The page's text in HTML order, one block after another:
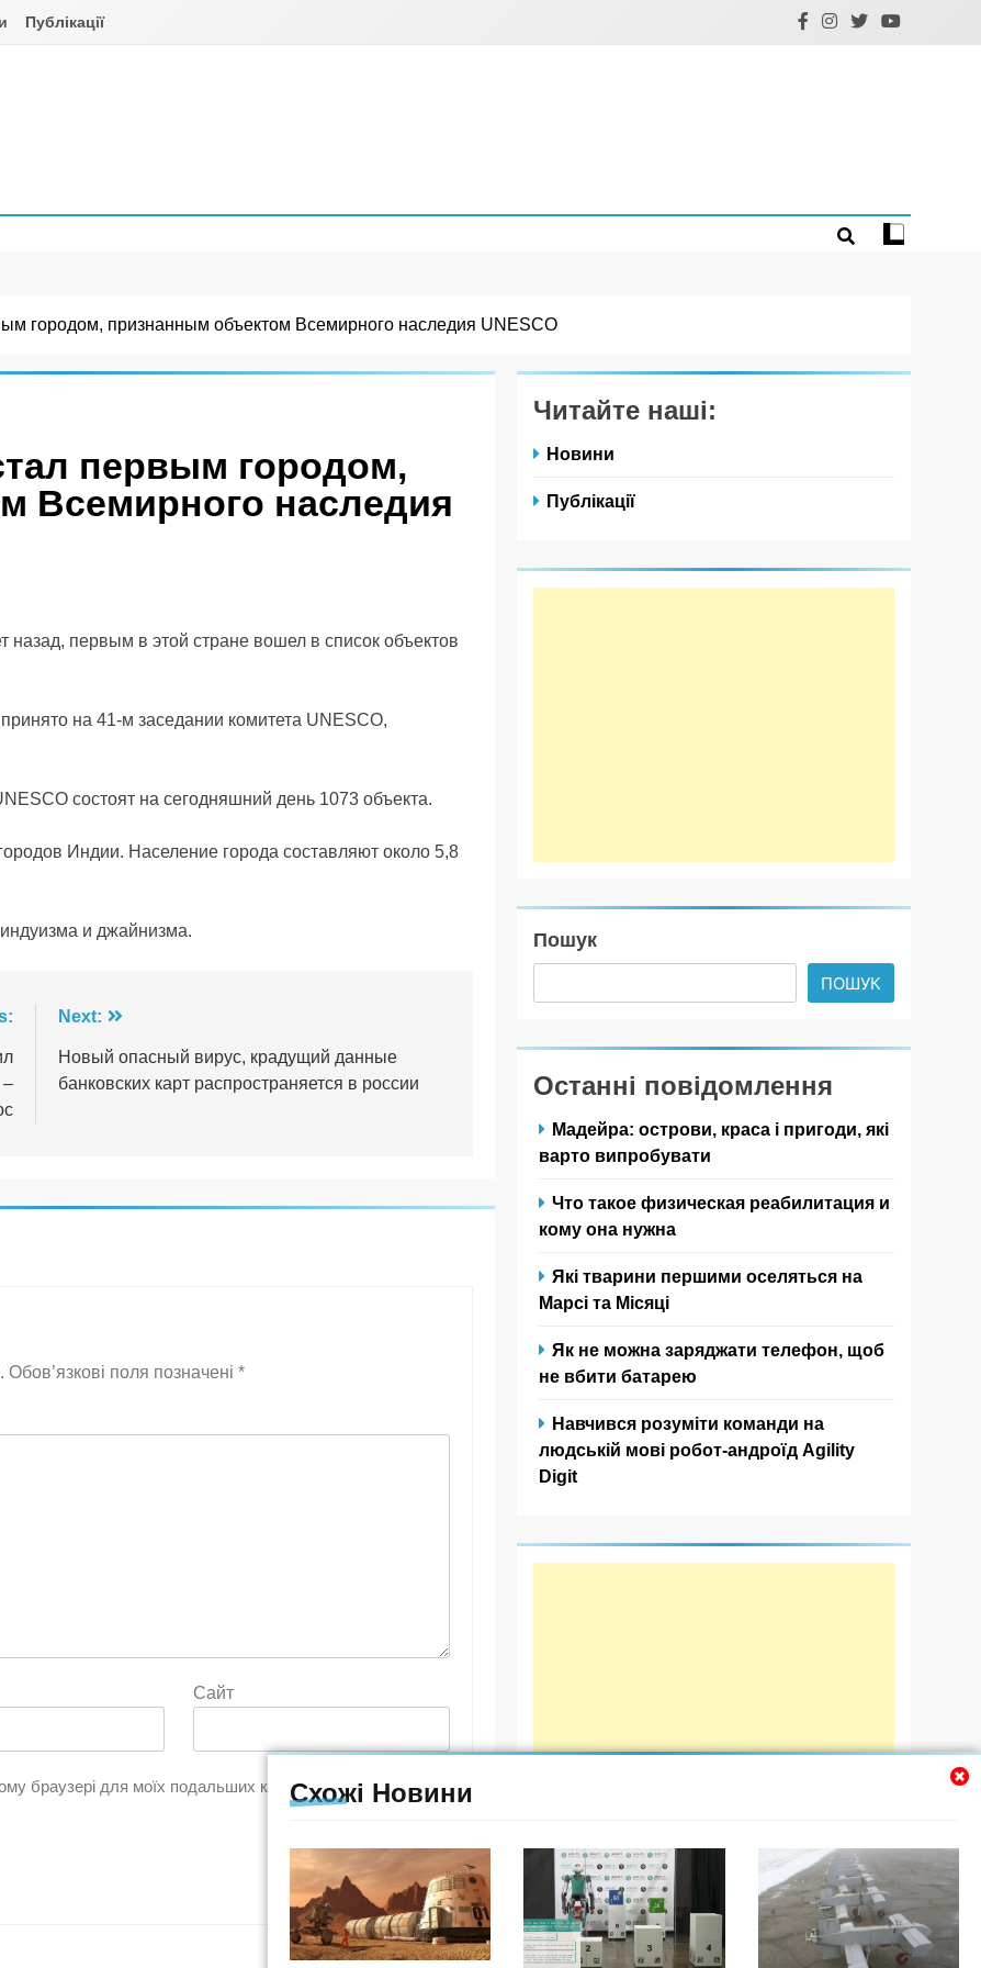
Публікації
городом, признанным объектом Всемирного наследия UNESCO
первым городом,
Всемирного наследия
первым в этой стране вошел в список объектов
на 41-м заседании комитета UNESCO,
состоят на сегодняшний день 1073 объекта.
Индии. Население города составляют около 5,8
и джайнизма.
–
Next:
Новый опасный вирус, крадущий данные
банковских карт распространяется в россии
Обов’язкові поля позначені *
Сайт
браузері для моїх подальших коментарів.Схожі Новини
Читайте наші:
Новини
Публікації
Пошук
ПОШУК
Останні повідомлення
Мадейра: острови, краса і пригоди, які
варто випробувати
Что такое физическая реабилитация и
кому она нужна
Які тварини першими оселяться на
Марсі та Місяці
Як не можна заряджати телефон, щоб
не вбити батарею
Навчився розуміти команди на
людській мові робот-андроїд Agility
Digit